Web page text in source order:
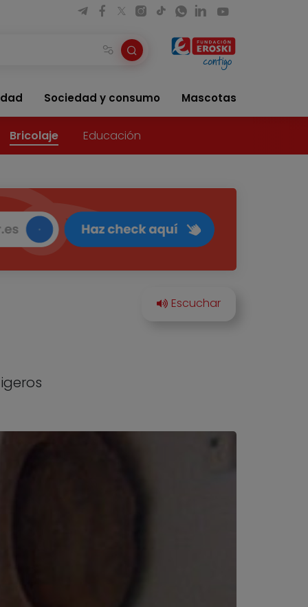
Sociedad y consumo Mascotas
Bricolaje Educación